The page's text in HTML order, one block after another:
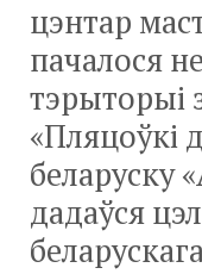
цэнтар
пачалося
тэрыторыі
«Пляцоўкі
беларуску
дадаўся